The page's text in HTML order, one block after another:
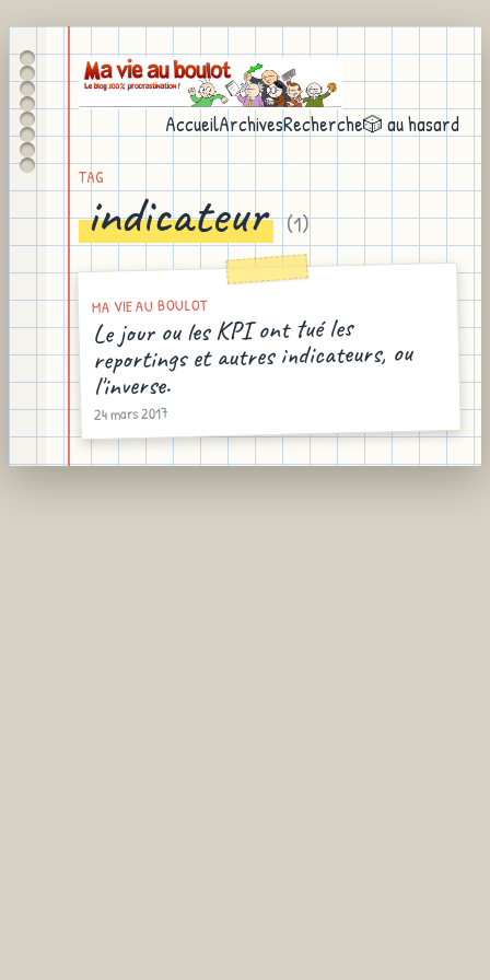
AccueilArchivesRecherche🎲 au hasard
TAG
indicateur (1)
MA VIE AU BOULOT
Le jour ou les KPI ont tué les
reportings et autres indicateurs, ou
l'inverse.
24 mars 2017